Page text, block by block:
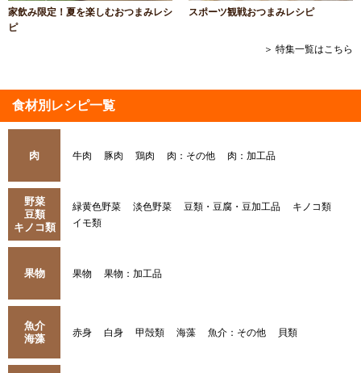
家飲み限定！夏を楽しむおつまみレシ
ピ
スポーツ観戦おつまみレシピ
＞ 特集一覧はこちら
食材別レシピ一覧
肉 牛肉 豚肉 鶏肉 肉：その他 肉：加工品
野菜
豆類
キノコ類
緑黄色野菜 淡色野菜 豆類・豆腐・豆加工品
キノコ類
イモ類
果物 果物 果物：加工品
魚介
海藻
赤身 白身 甲殻類 海藻 魚介：その他 貝類